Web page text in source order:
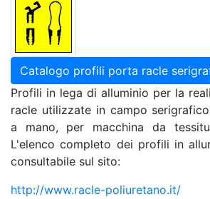
Catalogo profili porta racle
Profili in lega di alluminio per la
racle utilizzate in campo
a mano, per macchina da
L'elenco completo dei profili in
consultabile sul sito:
http://www.racle-poliuretano.it/